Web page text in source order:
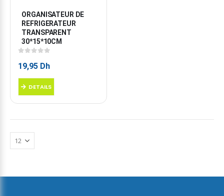
ORGANISATEUR DE
REFRIGERATEUR
TRANSPARENT
30*15*10CM
19,95 Dh
DETAILS